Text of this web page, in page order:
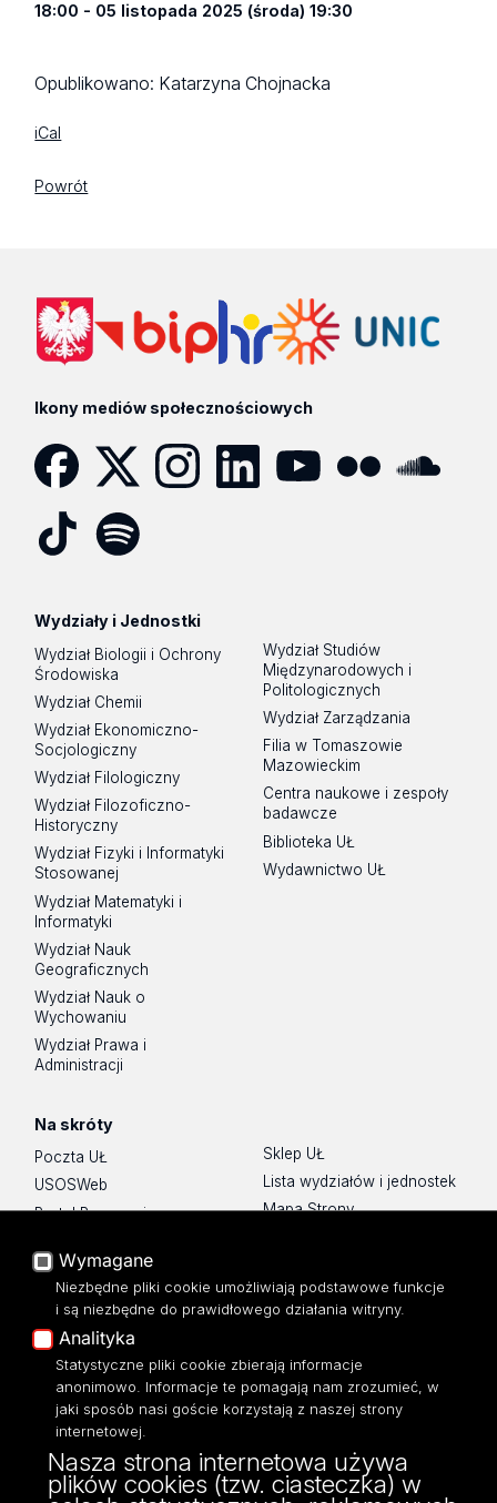
18:00 - 05 listopada 2025 (środa) 19:30
Opublikowano: Katarzyna Chojnacka
iCal
Powrót
Ikony mediów społecznościowych
Wydziały i Jednostki
Wydział Biologii i Ochrony
Środowiska
Wydział Chemii
Wydział Ekonomiczno-
Socjologiczny
Wydział Filologiczny
Wydział Filozoficzno-
Historyczny
Wydział Fizyki i Informatyki
Stosowanej
Wydział Matematyki i
Informatyki
Wydział Nauk
Geograficznych
Wydział Nauk o
Wychowaniu
Wydział Prawa i
Administracji
Wydział Studiów
Międzynarodowych i
Politologicznych
Wydział Zarządzania
Filia w Tomaszowie
Mazowieckim
Centra naukowe i zespoły
badawcze
Biblioteka UŁ
Wydawnictwo UŁ
Na skróty
Poczta UŁ
USOSWeb
Portal Pracowniczy
Platforma e-learningowa
Moodle
Eksperci UŁ
Polityka Prywatności
Dostępność
Sklep UŁ
Lista wydziałów i jednostek
Mapa Strony
ul. POW 3/5,
Wymagane
Niezbędne pliki cookie umożliwiają podstawowe funkcje
i są niezbędne do prawidłowego działania witryny.
Analityka
Statystyczne pliki cookie zbierają informacje
anonimowo. Informacje te pomagają nam zrozumieć, w
jaki sposób nasi goście korzystają z naszej strony
internetowej.
Nasza strona internetowa używa
plików cookies (tzw. ciasteczka) w